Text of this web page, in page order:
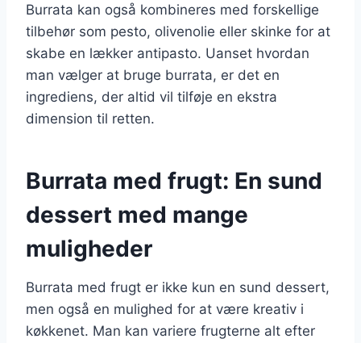
Burrata kan også kombineres med forskellige
tilbehør som pesto, olivenolie eller skinke for at
skabe en lækker antipasto. Uanset hvordan
man vælger at bruge burrata, er det en
ingrediens, der altid vil tilføje en ekstra
dimension til retten.
Burrata med frugt: En sund
dessert med mange
muligheder
Burrata med frugt er ikke kun en sund dessert,
men også en mulighed for at være kreativ i
køkkenet. Man kan variere frugterne alt efter